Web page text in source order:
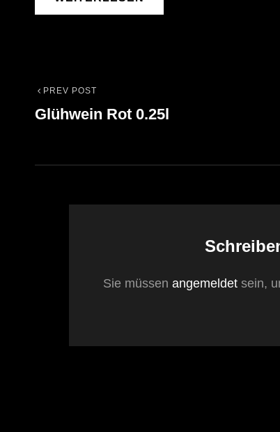
Beitrags-
Navigation
Previous
Post
PREV POST
Glühwein Rot 0.25l
Sie müssenangemeldet sein,